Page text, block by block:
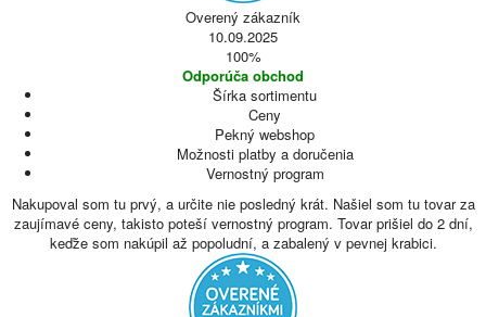
Overený zákazník
10.09.2025
100%
Odporúča obchod
Šírka sortimentu
Ceny
Pekný webshop
Možnosti platby a doručenia
Vernostný program
Nakupoval som tu prvý, a určite nie posledný krát. Našiel som tu tovar za
zaujímavé ceny, takisto poteší vernostný program. Tovar prišiel do 2 dní,
keďže som nakúpil až popoludní, a zabalený v pevnej krabici.